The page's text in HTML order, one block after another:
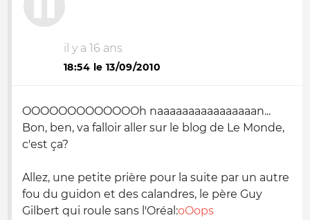
il y a 16 ans
18:54 le 13/09/2010
OOOOOOOOOOOOOh naaaaaaaaaaaaaaaan...
Bon, ben, va falloir aller sur le blog de Le Monde,
c'est ça?
Allez, une petite prière pour la suite par un autre
fou du guidon et des calandres, le père Guy
Gilbert qui roule sans l'Oréal:oOops